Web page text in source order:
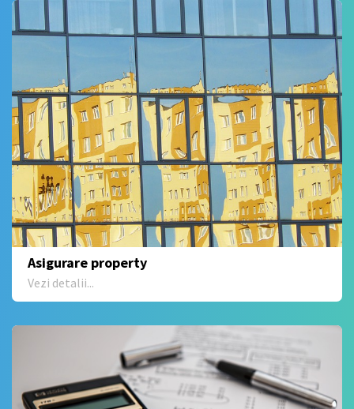
Asigurare property
Vezi detalii...